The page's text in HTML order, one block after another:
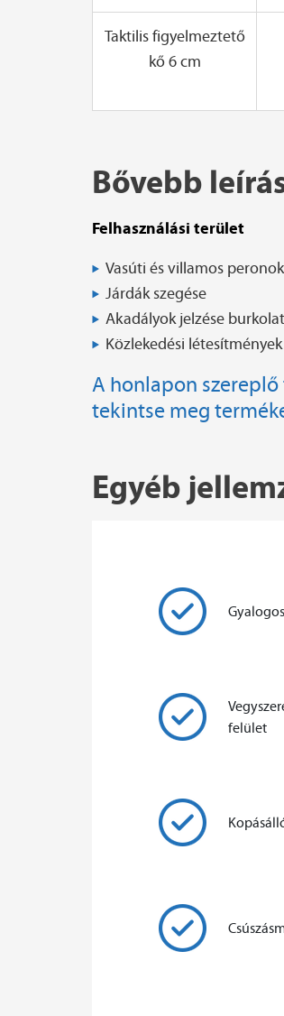
Taktilis figyelmeztető
kő 6 cm
Bővebb
Felhasználási terület
Vasúti és villamos peronok
Járdák szegése
Akadályok jelzése
Közlekedési
A honlapon
tekintse meg
Egyéb
felület